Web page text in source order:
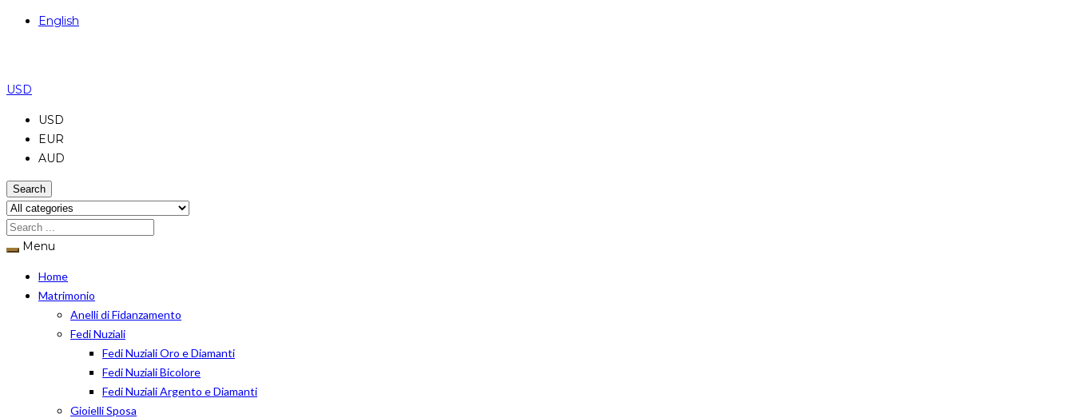
English
USD
USD
EUR
AUD
Search
Menu
Home
Matrimonio
Anelli di Fidanzamento
Fedi Nuziali
Fedi Nuziali Oro e Diamanti
Fedi Nuziali Bicolore
Fedi Nuziali Argento e Diamanti
Gioielli Sposa